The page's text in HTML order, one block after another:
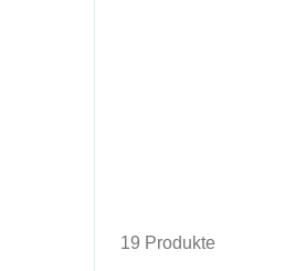
19 Produkte